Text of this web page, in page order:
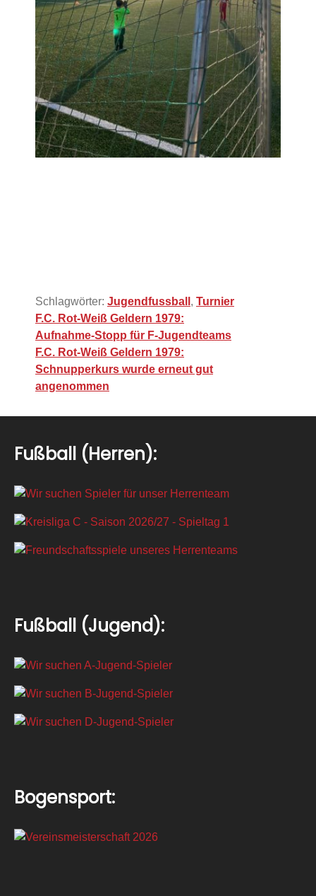
Schlagwörter: Jugendfussball , Turnier
Beitragsnavigation
F.C. Rot-Weiß Geldern 1979:
Aufnahme-Stopp für F-Jugendteams
F.C. Rot-Weiß Geldern 1979:
Schnupperkurs wurde erneut gut
angenommen
Fußball (Herren):
Fußball (Jugend):
Bogensport: